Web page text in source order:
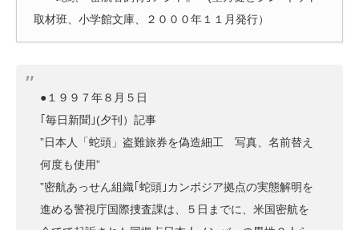
取材班、小学館文庫、２０００年１１月発行）
●１９９７年８月５日
｢毎日新聞｣(夕刊）記事
”日本人「蛇頭」盗難旅券を偽造細工 写真、名前替え
何度も使用”
”密航あっせん組織｢蛇頭｣カンボジア拠点の実態解明を
進める警視庁国際捜査課は、５日までに、米国密航を